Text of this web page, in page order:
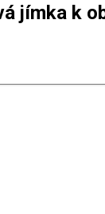
jímka k